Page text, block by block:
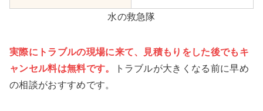
水の救急隊
実際にトラブルの現場に来て、見積もりをした後でもキ
ャンセル料は無料です。
トラブルが大きくなる前に早め
の相談がおすすめです。